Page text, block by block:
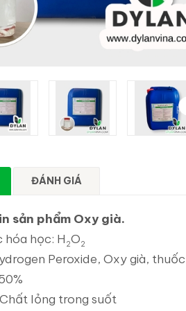
ĐÁNH GIÁ
sản phẩm Oxy già.
học: H 2O2
Peroxide, Oxy già,
lỏng trong suốt